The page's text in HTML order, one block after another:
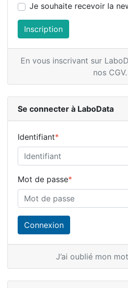
Je souhaite recevoir la
Inscription
En vous inscrivant sur
nos CGV.
Se connecter à LaboData
Identifiant*
Mot de passe*
J’ai oublié mon